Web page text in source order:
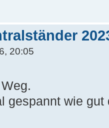
20:05
gespannt wie gut